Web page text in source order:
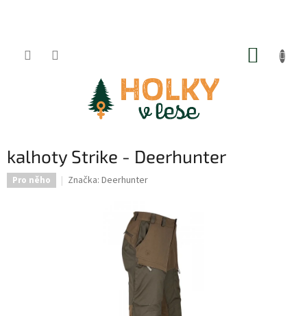
kalhoty Strike - Deerhunter
Pro něho Značka: Deerhunter